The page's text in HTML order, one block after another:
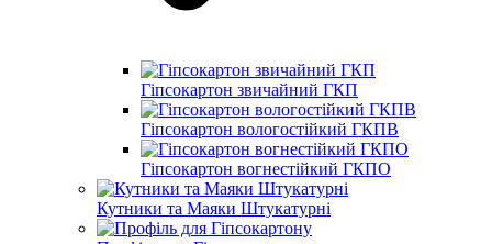
Гіпсокартон звичайний ГКП
Гіпсокартон вологостійкий ГКПВ
Гіпсокартон вогнестійкий ГКПО
Кутники та Маяки Штукатурні